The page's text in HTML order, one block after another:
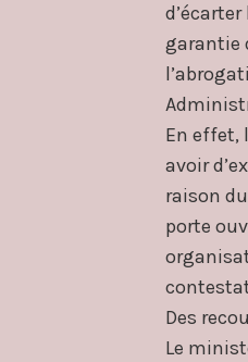
garantie
En effet,
avoir
raison
porte
Des
Le